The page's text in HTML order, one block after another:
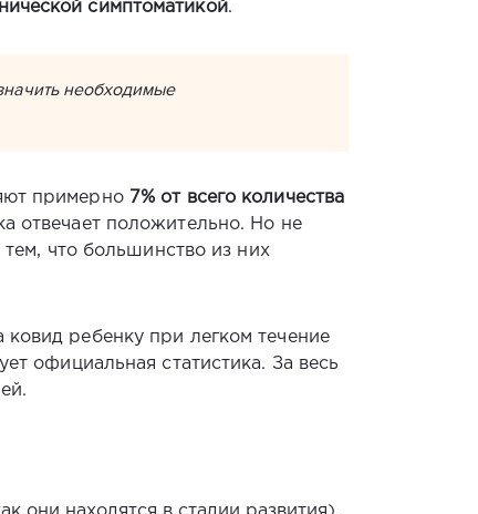
симптоматикой.
необходимые
примерно 7% от всего количества
отвечает положительно. Но не
тем, что большинство из них
ребенку при легком течение
официальная статистика. За весь